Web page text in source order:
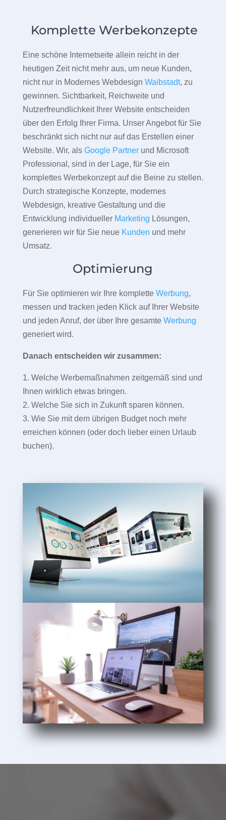
Komplette Werbekonzepte
Eine schöne Internetseite allein reicht in der
heutigen Zeit nicht mehr aus, um neue Kunden,
nicht nur in Modernes Webdesign Waibstadt, zu
gewinnen. Sichtbarkeit, Reichweite und
Nutzerfreundlichkeit Ihrer Website entscheiden
über den Erfolg Ihrer Firma. Unser Angebot für Sie
beschränkt sich nicht nur auf das Erstellen einer
Website. Wir, als Google Partnerund Microsoft
Professional, sind in der Lage, für Sie ein
komplettes Werbekonzept auf die Beine zu stellen.
Durch strategische Konzepte, modernes
Webdesign, kreative Gestaltung und die
Entwicklung individueller Marketing Lösungen,
generieren wir für Sie neue Kunden und mehr
Umsatz.
Optimierung
Für Sie optimieren wir Ihre komplette Werbung,
messen und tracken jeden Klick auf Ihrer Website
und jeden Anruf, der über Ihre gesamte Werbung
generiert wird.
Danach entscheiden wir zusammen:
1. Welche Werbemaßnahmen zeitgemäß sind und
Ihnen wirklich etwas bringen.
2. Welche Sie sich in Zukunft sparen können.
3. Wie Sie mit dem übrigen Budget noch mehr
erreichen können (oder doch lieber einen Urlaub
buchen).